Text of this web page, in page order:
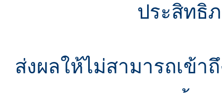
ประสิทธิ
ส่งผลให้ไม่สามารถเข้า